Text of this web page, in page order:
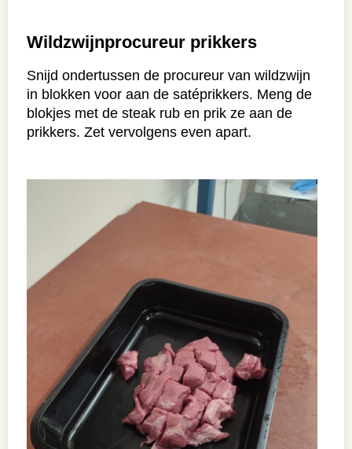
Wildzwijnprocureur prikkers
Snijd ondertussen de procureur van wildzwijn
in blokken voor aan de satéprikkers. Meng de
blokjes met de steak rub en prik ze aan de
prikkers. Zet vervolgens even apart.